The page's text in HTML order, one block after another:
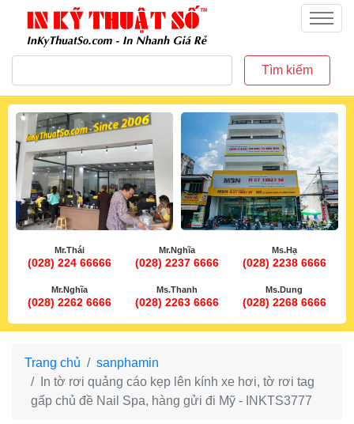
inkythuatso.com
Menu
Tìm kiếm
Mr.Thái
(028) 224 66666
Mr.Nghĩa
(028) 2237 6666
Ms.Hạ
(028) 2238 6666
Mr.Nghĩa
(028) 2262 6666
Ms.Thanh
(028) 2263 6666
Ms.Dung
(028) 2268 6666
Trang chủ
sanphamin
In tờ rơi quảng cáo kẹp lên kính xe hơi, tờ rơi tag
gấp chủ đề Nail Spa, hàng gửi đi Mỹ - INKTS3777